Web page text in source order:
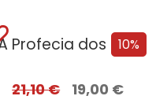
10%
A Profecia dos Dois Lobos + Oferta A Filha do Irlandês
21,10€ 19,00 €